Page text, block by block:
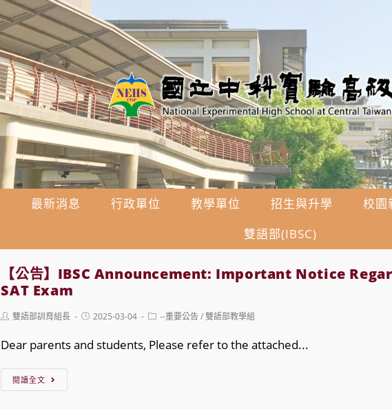
最新消息 行政單位 教學單位 招生與升學 校園
雙語部(IBSC)
【公告】IBSC Announcement: Important Notice
SAT Exam
Post雙語部訓育組長
Post2025-03-04
Post--重要公告 / 雙語部教學組
Dear parents and students, Please refer to the attached...
閱讀全文